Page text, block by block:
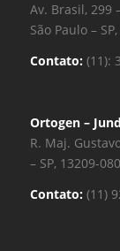
Av. Brasil, 299
São Paulo –
Contato: (11):
Ortogen –
R. Maj.
– SP, 13209-080
Contato: (11)